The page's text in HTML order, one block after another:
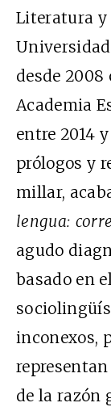
Literatura y
desde
Academia
entre 2014
prólogos y
millar,
lengua:
agudo
basado en
inconexos,
de la razón